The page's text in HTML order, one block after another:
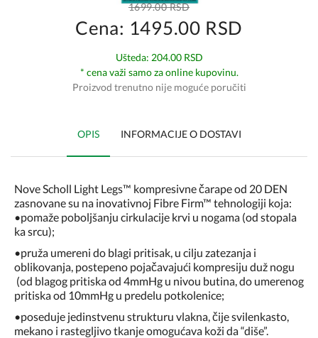
1699.00 RSD
Cena: 1495.00 RSD
Ušteda: 204.00 RSD
* cena važi samo za online kupovinu.
Proizvod trenutno nije moguće poručiti
OPIS INFORMACIJE O DOSTAVI
Nove Scholl Light Legs™ kompresivne čarape od 20 DEN
zasnovane su na inovativnoj Fibre Firm™ tehnologiji koja:
•pomaže poboljšanju cirkulacije krvi u nogama (od stopala
ka srcu);
•pruža umereni do blagi pritisak, u cilju zatezanja i
oblikovanja, postepeno pojačavajući kompresiju duž nogu
(od blagog pritiska od 4mmHg u nivou butina, do umerenog
pritiska od 10mmHg u predelu potkolenice;
•poseduje jedinstvenu strukturu vlakna, čije svilenkasto,
mekano i rastegljivo tkanje omogućava koži da “diše”.